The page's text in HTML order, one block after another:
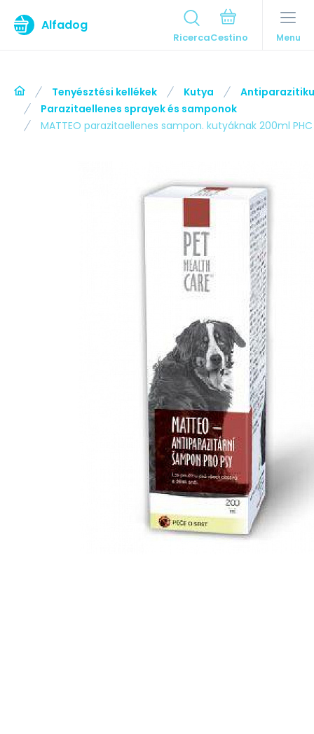
Alfadog
Ricerca Menu
Tenyésztési kellékek Kutya
Parazitaellenes sprayek és samponok
MATTEO parazitaellenes sampon. kutyáknak 200ml PHC